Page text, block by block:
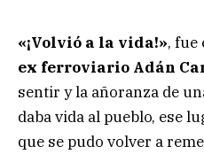
«¡Volvió a la vida!», fue
ex ferroviario Adán
sentir y la añoranza de
daba vida al pueblo, ese
que se pudo volver a